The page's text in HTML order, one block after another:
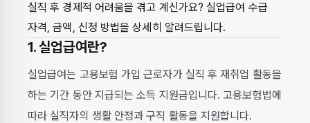
실직 후 경제적 어려움을 겪고 계신가요? 실업급여 수급
자격, 금액, 신청 방법을 상세히 알려드립니다.
1. 실업급여란?
실업급여는 고용보험 가입 근로자가 실직 후 재취업 활동을
하는 기간 동안 지급되는 소득 지원금입니다. 고용보험법에
따라 실직자의 생활 안정과 구직 활동을 지원합니다.